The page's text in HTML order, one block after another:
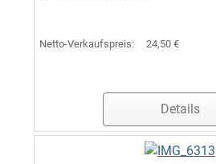
Netto-Verkaufspreis: 24,50 €
Details